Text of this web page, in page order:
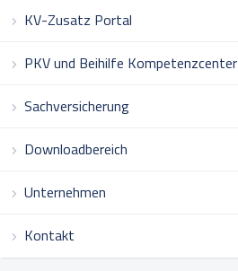
KV-Zusatz Portal
PKV und Beihilfe Kompetenzcenter
Sachversicherung
Downloadbereich
Unternehmen
Kontakt